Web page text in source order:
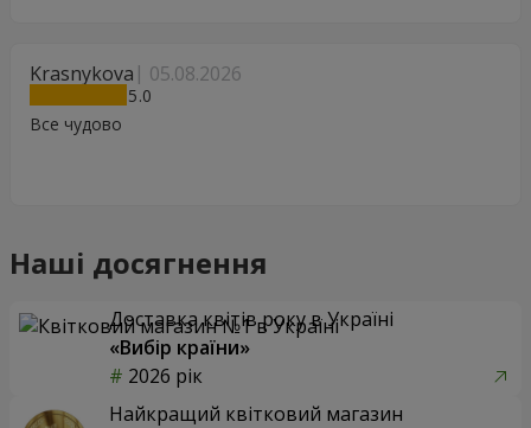
Krasnykova 05.08.2026
5
Все чудово
Наші досягнення
Доставка квітів року в Україні
«Вибір країни»
2026 рік
Найкращий квітковий магазин